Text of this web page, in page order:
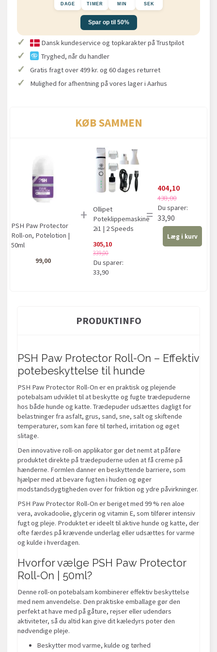
DAGE TIMER MIN SEK
Spar op til 50%
✓ Dansk kundeservice og topkarakter på Trustpilot
✓ Tryghed, når du handler
✓ Gratis fragt over 499 kr. og 60 dages returret
✓ Mulighed for afhentning på vores lager i Aarhus
KØB SAMMEN
PSH Paw Protector
Roll-on, Potelotion |
50ml
99,00
+
Ollipet
Poteklippemaskine
2i1 | 2 Speeds
305,10
339,00
Du sparer:
33,90
=
404,10
438,00
Du sparer:
33,90
Læg i kurv
PRODUKTINFO
PSH Paw Protector Roll-On – Effektiv
potebeskyttelse til hunde
PSH Paw Protector Roll-On er en praktisk og plejende
potebalsam udviklet til at beskytte og fugte trædepuderne
hos både hunde og katte. Trædepuder udsættes dagligt for
belastninger fra asfalt, grus, sand, sne, salt og skiftende
temperaturer, som kan føre til tørhed, irritation og øget
slitage.
Den innovative roll-on applikator gør det nemt at påføre
produktet direkte på trædepuderne uden at få creme på
hænderne. Formlen danner en beskyttende barriere, som
hjælper med at bevare fugten i huden og øger
modstandsdygtigheden over for friktion og ydre påvirkninger.
PSH Paw Protector Roll-On er beriget med 99 % ren aloe
vera, avokadoolie, glycerin og vitamin E, som tilfører intensiv
fugt og pleje. Produktet er ideelt til aktive hunde og katte, der
ofte færdes på krævende underlag eller udsættes for varme
og kulde i hverdagen.
Hvorfor vælge PSH Paw Protector
Roll-On | 50ml?
Denne roll-on potebalsam kombinerer effektiv beskyttelse
med nem anvendelse. Den praktiske emballage gør den
perfekt at have med på gåture, rejser eller udendørs
aktiviteter, så du altid kan give dit kæledyrs poter den
nødvendige pleje.
Beskytter mod varme, kulde og tørhed